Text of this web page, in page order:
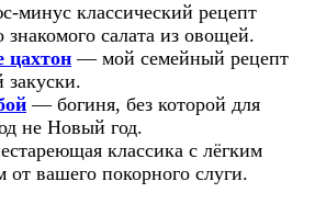
минус классический рецепт
салата из овощей.
цахтон— мой семейный рецепт
закуски.
— богиня, без которой для
не Новый год.
классика с лёгким
от вашего покорного слуги.